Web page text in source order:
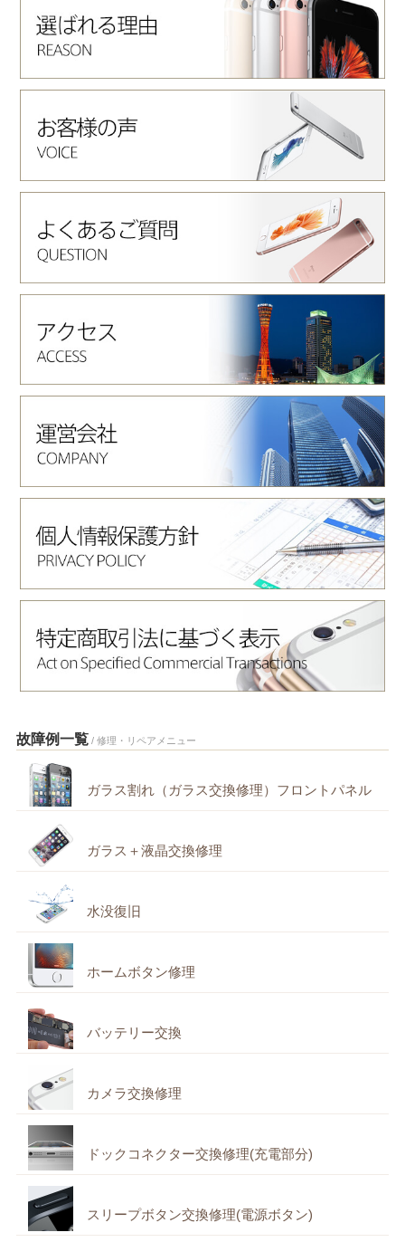
故障例一覧 / 修理・リペアメニュー
ガラス割れ（ガラス交換修理）フロントパネル
ガラス＋液晶交換修理
水没復旧
ホームボタン修理
バッテリー交換
カメラ交換修理
ドックコネクター交換修理(充電部分)
スリープボタン交換修理(電源ボタン)